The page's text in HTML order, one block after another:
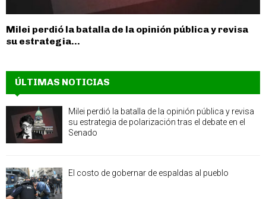
Milei perdió la batalla de la opinión pública y revisa
su estrategia...
ÚLTIMAS NOTICIAS
Milei perdió la batalla de la opinión pública y revisa
su estrategia de polarización tras el debate en el
Senado
El costo de gobernar de espaldas al pueblo